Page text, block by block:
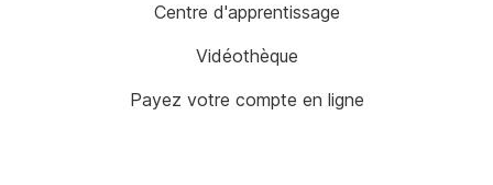
Centre d'apprentissage
Vidéothèque
Payez votre compte en ligne